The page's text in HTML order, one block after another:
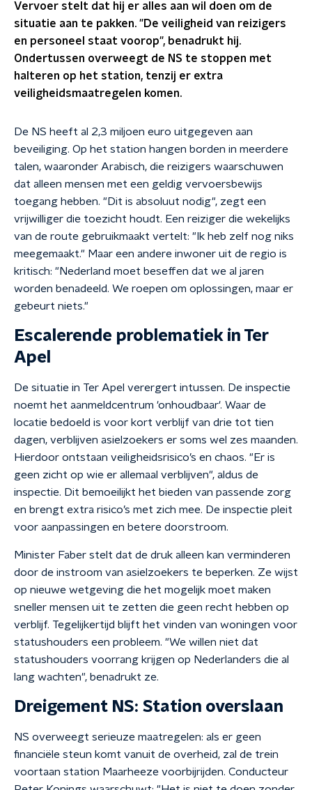
Vervoer stelt dat hij er alles aan wil doen om de
situatie aan te pakken. "De veiligheid van reizigers
en personeel staat voorop", benadrukt hij.
Ondertussen overweegt de NS te stoppen met
halteren op het station, tenzij er extra
veiligheidsmaatregelen komen.
De NS heeft al 2,3 miljoen euro uitgegeven aan
beveiliging. Op het station hangen borden in meerdere
talen, waaronder Arabisch, die reizigers waarschuwen
dat alleen mensen met een geldig vervoersbewijs
toegang hebben. "Dit is absoluut nodig", zegt een
vrijwilliger die toezicht houdt. Een reiziger die wekelijks
van de route gebruikmaakt vertelt: "Ik heb zelf nog niks
meegemaakt." Maar een andere inwoner uit de regio is
kritisch: "Nederland moet beseffen dat we al jaren
worden benadeeld. We roepen om oplossingen, maar er
gebeurt niets."
Escalerende problematiek in Ter
Apel
De situatie in Ter Apel verergert intussen. De inspectie
noemt het aanmeldcentrum 'onhoudbaar'. Waar de
locatie bedoeld is voor kort verblijf van drie tot tien
dagen, verblijven asielzoekers er soms wel zes maanden.
Hierdoor ontstaan veiligheidsrisico’s en chaos. "Er is
geen zicht op wie er allemaal verblijven", aldus de
inspectie. Dit bemoeilijkt het bieden van passende zorg
en brengt extra risico’s met zich mee. De inspectie pleit
voor aanpassingen en betere doorstroom.
Minister Faber stelt dat de druk alleen kan verminderen
door de instroom van asielzoekers te beperken. Ze wijst
op nieuwe wetgeving die het mogelijk moet maken
sneller mensen uit te zetten die geen recht hebben op
verblijf. Tegelijkertijd blijft het vinden van woningen voor
statushouders een probleem. "We willen niet dat
statushouders voorrang krijgen op Nederlanders die al
lang wachten", benadrukt ze.
Dreigement NS: Station overslaan
NS overweegt serieuze maatregelen: als er geen
financiële steun komt vanuit de overheid, zal de trein
voortaan station Maarheeze voorbijrijden. Conducteur